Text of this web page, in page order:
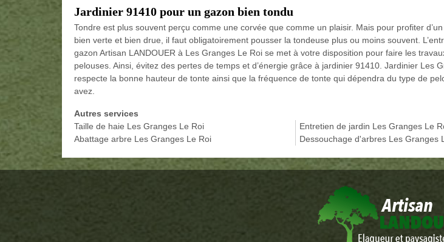
Jardinier 91410 pour un gazon bien tondu
Tondre est plus souvent perçu comme une corvée que comme un plaisir. Mais pour profiter d’un
bien verte et bien drue, il faut obligatoirement pousser la tondeuse plus ou moins souvent.
gazon Artisan LANDOUER à Les Granges Le Roi se met à votre disposition pour faire les
pelouses. Ainsi, évitez des pertes de temps et d’énergie grâce à jardinier 91410. Jardinier Les
respecte la bonne hauteur de tonte ainsi que la fréquence de tonte qui dépendra du type de
avez.
Autres services
Taille de haie Les Granges Le Roi
Abattage arbre Les Granges Le Roi
Entretien de jardin Les Granges Le
Dessouchage d'arbres Les Granges